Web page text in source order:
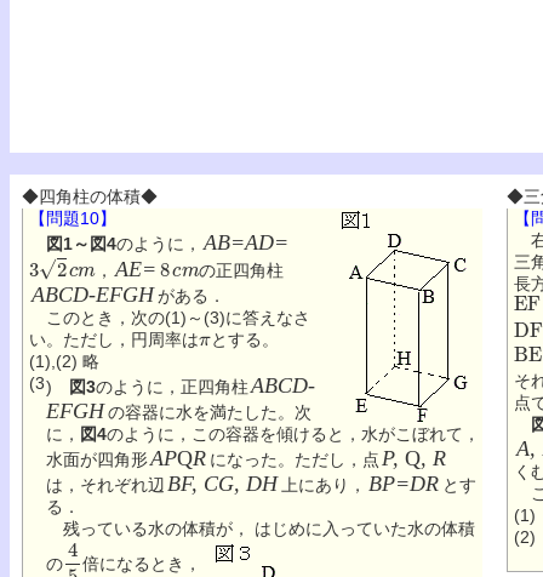
◆四角柱の体積◆
【問題10】
図1～図4のように， AB=AD=
3 2cm ， AE= 8c m の正四角柱
ABCD-EFGHがある．
このとき，次の(1)～(3)に答えなさ
い。ただし，円周率は πとする。
(1),(2) 略
(3) 図3のように，正四角柱ABCD-
EFGHの容器に水を満たした。次
に， 図4のように，この容器を傾けると，水がこぼれて，
水面が四角形APQR になった。ただし，点P, Q, R
は，それぞれ辺BF, CG, DH上にあり， BP=DR とす
る．
残っている水の体積が， はじめに入っていた水の体積
の 45 倍になるとき，
◆三
【
三
長
EF
DF
BE
そ
点
A,
く